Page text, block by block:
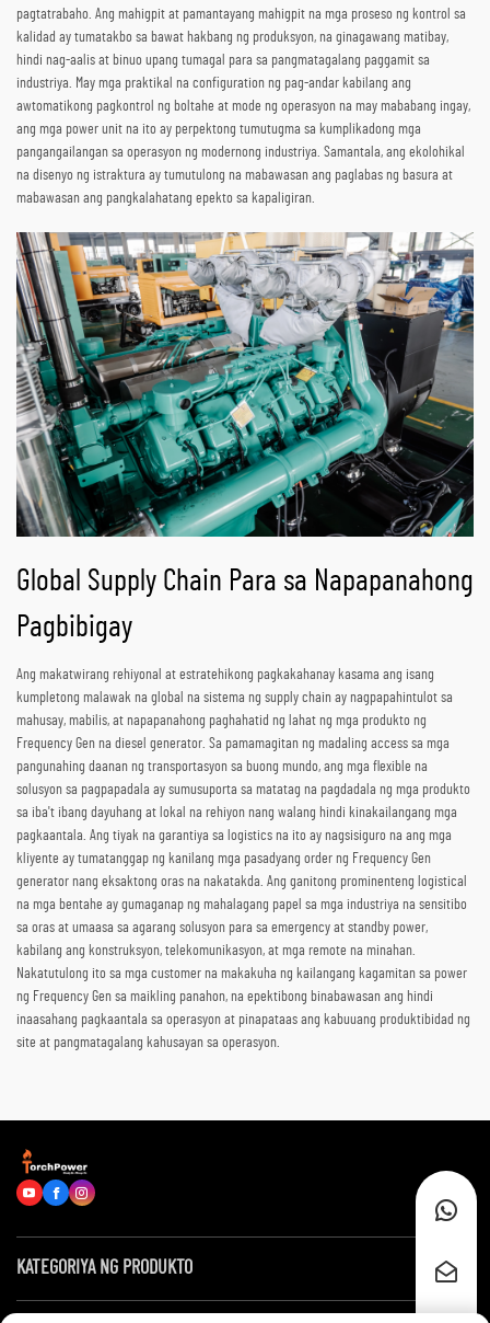
pagtatrabaho. Ang mahigpit at pamantayang mahigpit na mga proseso ng kontrol sa
kalidad ay tumatakbo sa bawat hakbang ng produksyon, na ginagawang matibay,
hindi nag-aalis at binuo upang tumagal para sa pangmatagalang paggamit sa
industriya. May mga praktikal na configuration ng pag-andar kabilang ang
awtomatikong pagkontrol ng boltahe at mode ng operasyon na may mababang ingay,
ang mga power unit na ito ay perpektong tumutugma sa kumplikadong mga
pangangailangan sa operasyon ng modernong industriya. Samantala, ang ekolohikal
na disenyo ng istraktura ay tumutulong na mabawasan ang paglabas ng basura at
mabawasan ang pangkalahatang epekto sa kapaligiran.
Global Supply Chain Para sa Napapanahong
Pagbibigay
Ang makatwirang rehiyonal at estratehikong pagkakahanay kasama ang isang
kumpletong malawak na global na sistema ng supply chain ay nagpapahintulot sa
mahusay, mabilis, at napapanahong paghahatid ng lahat ng mga produkto ng
Frequency Gen na diesel generator. Sa pamamagitan ng madaling access sa mga
pangunahing daanan ng transportasyon sa buong mundo, ang mga flexible na
solusyon sa pagpapadala ay sumusuporta sa matatag na pagdadala ng mga produkto
sa iba't ibang dayuhang at lokal na rehiyon nang walang hindi kinakailangang mga
pagkaantala. Ang tiyak na garantiya sa logistics na ito ay nagsisiguro na ang mga
kliyente ay tumatanggap ng kanilang mga pasadyang order ng Frequency Gen
generator nang eksaktong oras na nakatakda. Ang ganitong prominenteng logistical
na mga bentahe ay gumaganap ng mahalagang papel sa mga industriya na sensitibo
sa oras at umaasa sa agarang solusyon para sa emergency at standby power,
kabilang ang konstruksyon, telekomunikasyon, at mga remote na minahan.
Nakatutulong ito sa mga customer na makakuha ng kailangang kagamitan sa power
ng Frequency Gen sa maikling panahon, na epektibong binabawasan ang hindi
inaasahang pagkaantala sa operasyon at pinapataas ang kabuuang produktibidad ng
site at pangmatagalang kahusayan sa operasyon.
KATEGORIYA NG PRODUKTO